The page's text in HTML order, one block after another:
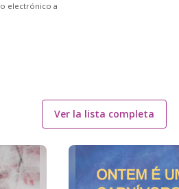
electrónico a
Ver la lista completa